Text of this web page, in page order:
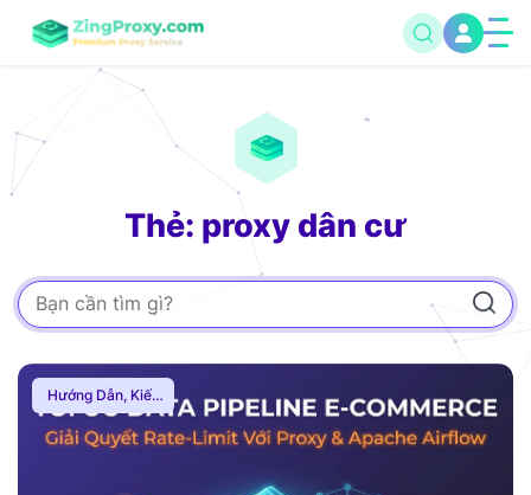
Thẻ: proxy dân cư
Hướng Dẫn, Kiến
Thức Proxy,Proxy
Dân Cư